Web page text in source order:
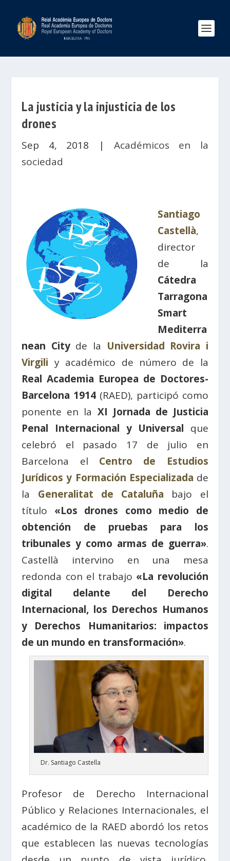
La justicia y la injusticia de los
drones
Sep 4, 2018 | Académicos en la
sociedad
Santiago
Castellà,
director
de la
Cátedra
Tarragona
Smart
Mediterra
nean Cityde la Universidad Rovira i
Virgili y académico de número de la
Real Academia Europea de Doctores-
Barcelona 1914 (RAED), participó como
ponente en la XI Jornada de Justicia
Penal Internacional y Universal que
celebró el pasado 17 de julio en
Barcelona el Centro de Estudios
Jurídicos y Formación Especializada de
la Generalitat de Cataluña bajo el
título «Los drones como medio de
obtención de pruebas para los
tribunales y como armas de guerra».
Castellà intervino en una mesa
redonda con el trabajo «La revolución
digital delante del Derecho
Internacional, los Derechos Humanos
y Derechos Humanitarios: impactos
de un mundo en transformación».
Dr. Santiago Castella
Profesor de Derecho Internacional
Público y Relaciones Internacionales, el
académico de la RAED abordó los retos
que establecen las nuevas tecnologías